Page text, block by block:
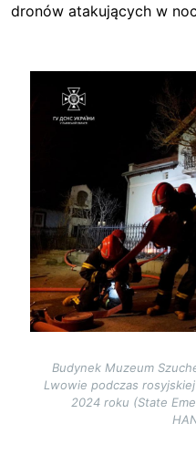
dronów atakujących w
Budynek Muzeum
Lwowie podczas
2024 roku (State